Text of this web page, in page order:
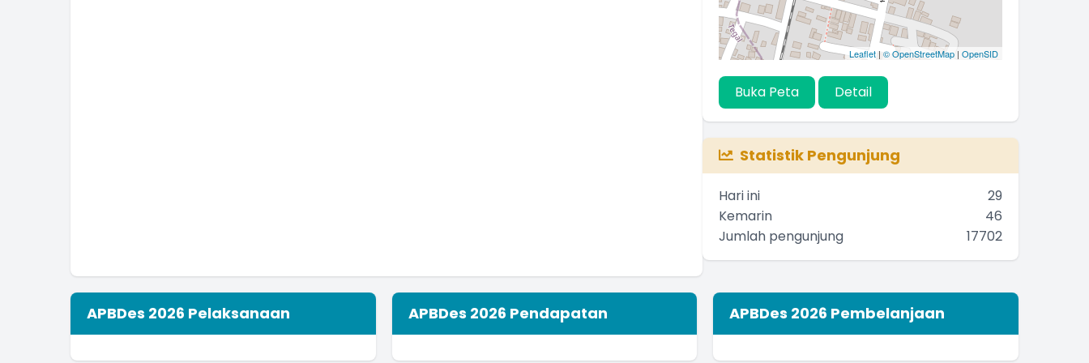
Leaflet |© OpenStreetMap | OpenSID
Buka Peta Detail
Statistik Pengunjung
Hari ini
29
Kemarin
46
Jumlah pengunjung
17702
APBDes 2026 Pelaksanaan APBDes 2026 Pendapatan APBDes 2026 Pembelanjaan